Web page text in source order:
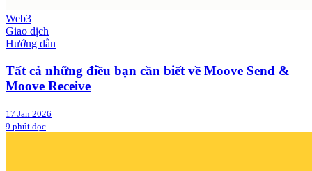
Web3
Giao dịch
Hướng dẫn
Tất cả những điều bạn cần biết về Moove Send &
Moove Receive
17 Jan 2026
9 phút đọc